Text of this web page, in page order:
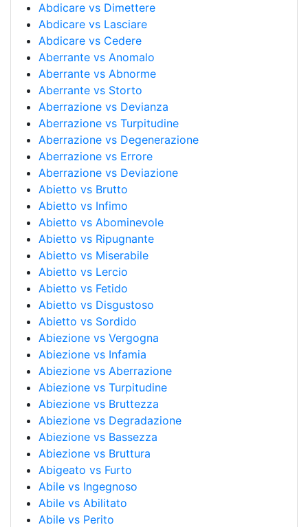
Abdicare vs Dimettere
Abdicare vs Lasciare
Abdicare vs Cedere
Aberrante vs Anomalo
Aberrante vs Abnorme
Aberrante vs Storto
Aberrazione vs Devianza
Aberrazione vs Turpitudine
Aberrazione vs Degenerazione
Aberrazione vs Errore
Aberrazione vs Deviazione
Abietto vs Brutto
Abietto vs Infimo
Abietto vs Abominevole
Abietto vs Ripugnante
Abietto vs Miserabile
Abietto vs Lercio
Abietto vs Fetido
Abietto vs Disgustoso
Abietto vs Sordido
Abiezione vs Vergogna
Abiezione vs Infamia
Abiezione vs Aberrazione
Abiezione vs Turpitudine
Abiezione vs Bruttezza
Abiezione vs Degradazione
Abiezione vs Bassezza
Abiezione vs Bruttura
Abigeato vs Furto
Abile vs Ingegnoso
Abile vs Abilitato
Abile vs Perito